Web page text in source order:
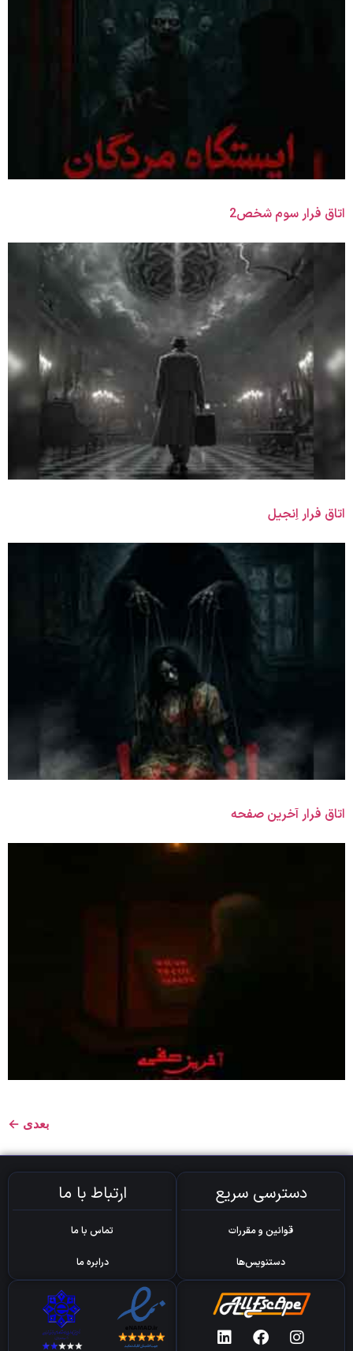
اتاق فرار سوم شخص2
اتاق فرار اِنجیل
اتاق فرار آخرین صفحه
بعدی ←
دسترسی سریع
قوانین و مقررات
دستنویس‌ها
ارتباط با ما
تماس با ما
درابره ما